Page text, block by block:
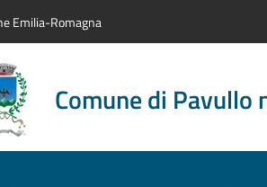
Emilia-Romagna
Comune di Pavullo